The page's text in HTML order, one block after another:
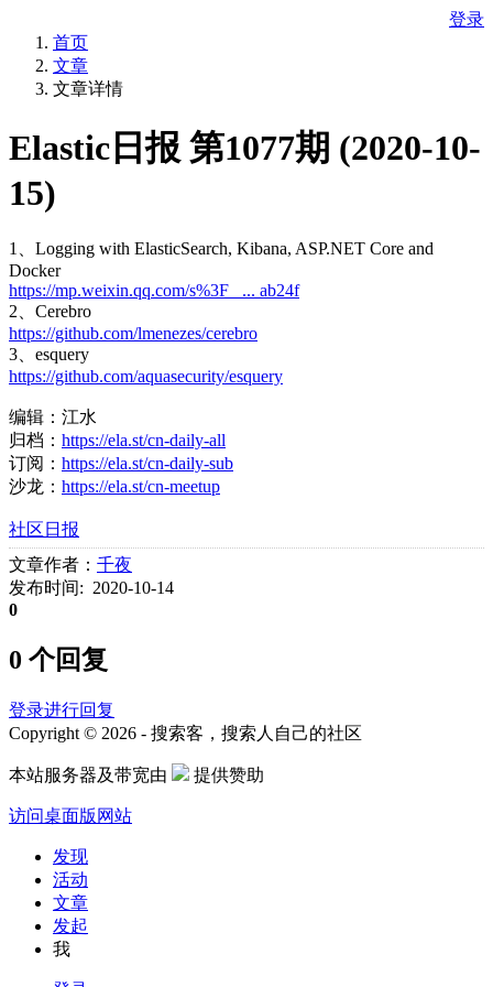
登录
首页
文章
文章详情
Elastic日报 第1077期 (2020-10-
15)
1、Logging with ElasticSearch, Kibana, ASP.NET Core and
Docker
https://mp.weixin.qq.com/s%3F_ ... ab24f
2、Cerebro
https://github.com/lmenezes/cerebro
3、esquery
https://github.com/aquasecurity/esquery
编辑：江水
归档： https://ela.st/cn-daily-all
订阅： https://ela.st/cn-daily-sub
沙龙： https://ela.st/cn-meetup
社区日报
文章作者： 千夜
发布时间: 2020-10-14
0
0 个回复
登录进行回复
Copyright © 2026 - 搜索客，搜索人自己的社区
本站服务器及带宽由 提供赞助
访问桌面版网站
发现
活动
文章
发起
我